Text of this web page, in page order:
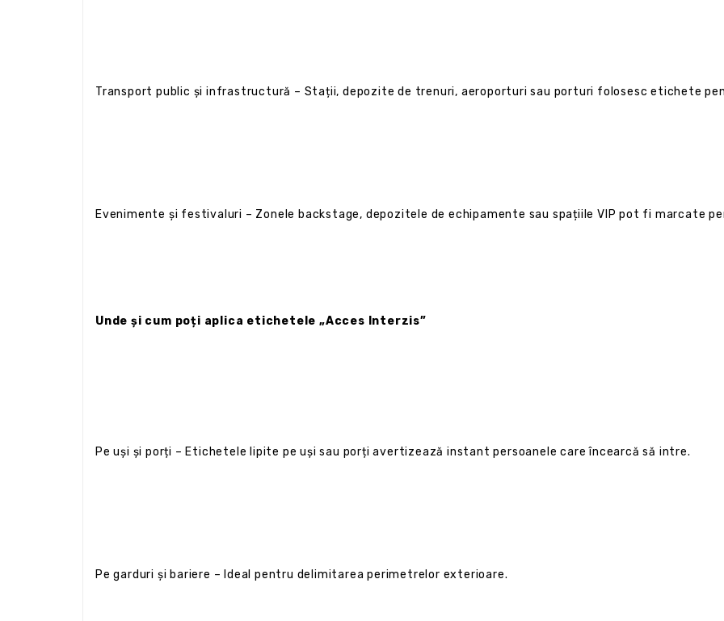
Transport public și infrastructură – Stații, depozite de trenuri, aeroporturi sau porturi folosesc etichete
Evenimente și festivaluri – Zonele backstage, depozitele de echipamente sau spațiile VIP pot fi marcate
Unde și cum poți aplica etichetele „Acces Interzis”
Pe uși și porți – Etichetele lipite pe uși sau porți avertizează instant persoanele care încearcă să intre.
Pe garduri și bariere – Ideal pentru delimitarea perimetrelor exterioare.